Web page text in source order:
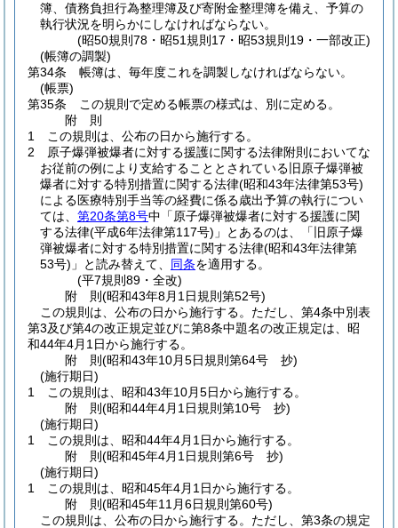
簿、債務負担行為整理簿及び寄附金整理簿を備え、予算の
執行状況を明らかにしなければならない。
(昭50規則78・昭51規則17・昭53規則19・一部改正)
(帳簿の調製)
第34条
帳簿は、毎年度これを調製しなければならない。
(帳票)
第35条
この規則で定める帳票の様式は、別に定める。
附 則
1
この規則は、公布の日から施行する。
2
原子爆弾被爆者に対する援護に関する法律附則においてな
お従前の例により支給することとされている旧原子爆弾被
爆者に対する特別措置に関する法律(昭和43年法律第53号)
による医療特別手当等の経費に係る歳出予算の執行につい
ては、 第20条第8号中「原子爆弾被爆者に対する援護に関
する法律(平成6年法律第117号) 」とあるのは、「旧原子爆
弾被爆者に対する特別措置に関する法律(昭和43年法律第
53号) 」と読み替えて、 同条を適用する。
(平7規則89・全改)
附 則(昭和43年8月1日規則第52号)
この規則は、公布の日から施行する。 ただし、第4条中別表
第3及び第4の改正規定並びに第8条中題名の改正規定は、昭
和44年4月1日から施行する。
附 則(昭和43年10月5日規則第64号 抄)
(施行期日)
1
この規則は、昭和43年10月5日から施行する。
附 則(昭和44年4月1日規則第10号 抄)
(施行期日)
1
この規則は、昭和44年4月1日から施行する。
附 則(昭和45年4月1日規則第6号 抄)
(施行期日)
1
この規則は、昭和45年4月1日から施行する。
附 則(昭和45年11月6日規則第60号)
この規則は、公布の日から施行する。 ただし、第3条の規定